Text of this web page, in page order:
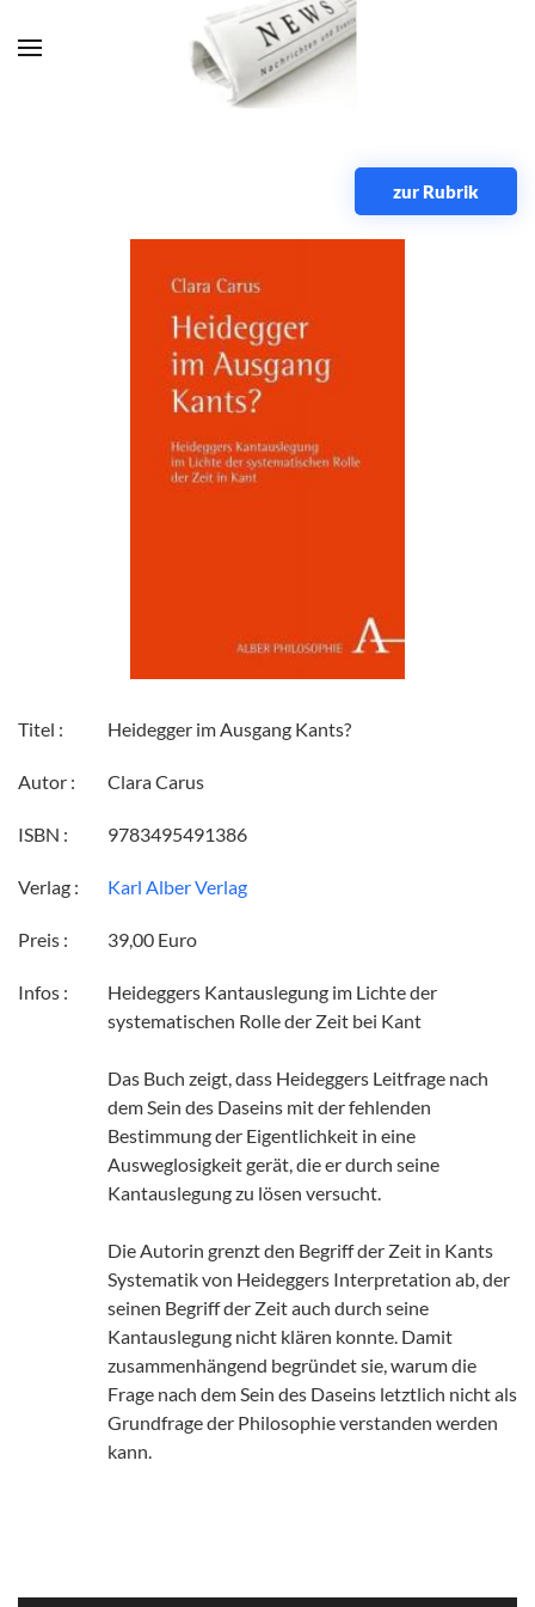
Zum Hauptinhalt springen
zur Rubrik
Titel : Heidegger im Ausgang Kants?
Autor : Clara Carus
ISBN : 9783495491386
Verlag : Karl Alber Verlag
Preis : 39,00 Euro
Infos :
Heideggers Kantauslegung im Lichte der
systematischen Rolle der Zeit bei Kant
Das Buch zeigt, dass Heideggers Leitfrage nach
dem Sein des Daseins mit der fehlenden
Bestimmung der Eigentlichkeit in eine
Ausweglosigkeit gerät, die er durch seine
Kantauslegung zu lösen versucht.
Die Autorin grenzt den Begriff der Zeit in Kants
Systematik von Heideggers Interpretation ab, der
seinen Begriff der Zeit auch durch seine
Kantauslegung nicht klären konnte. Damit
zusammenhängend begründet sie, warum die
Frage nach dem Sein des Daseins letztlich nicht als
Grundfrage der Philosophie verstanden werden
kann.